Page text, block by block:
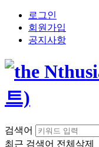
로그인
회원가입
공지사항
검색어
최근 검색어 전체삭제